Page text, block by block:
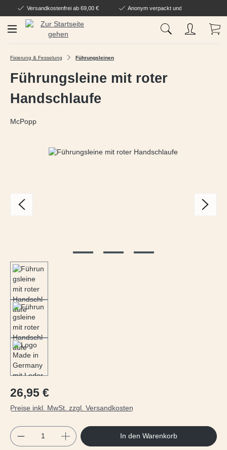
Zum Hauptinhalt springen
Versandkostenfrei ab 69,00 € Anonym verpackt und geliefert
Fixierung & Fesselung Führungsleinen
Führungsleine mit roter
Handschlaufe
McPopp
Regulärer Preis:
26,95 €
Preise inkl. MwSt. zzgl. Versandkosten
Produkt Anzahl: Gib den gewünschten
In den Warenkorb